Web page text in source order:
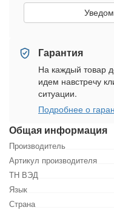
Общая информация
Производитель
Артикул производителя
ТН ВЭД
Язык
Страна
Гарантия
На каждый товар
идем навстречу
ситуации.
Подробнее о